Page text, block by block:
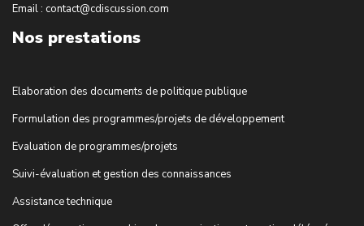
Email : contact@cdiscussion.com
Nos prestations
Elaboration des documents de politique publique
Formulation des programmes/projets de développement
Evaluation de programmes/projets
Suivi-évaluation et gestion des connaissances
Assistance technique